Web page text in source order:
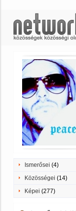
Ismerősei (4)
Közösségei (14)
Képei (277)